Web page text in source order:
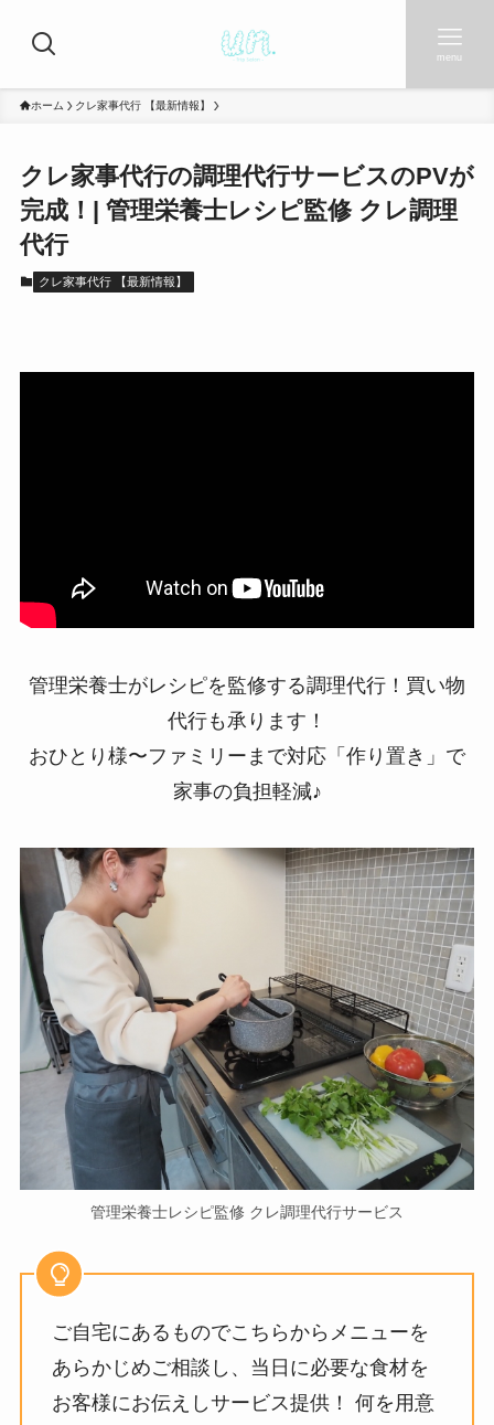
menu
ホーム クレ家事代行 【最新情報】
クレ家事代行の調理代行サービスのPVが
完成！| 管理栄養士レシピ監修 クレ調理
代行
クレ家事代行 【最新情報】
管理栄養士がレシピを監修する調理代行！買い物
代行も承ります！
おひとり様〜ファミリーまで対応「作り置き」で
家事の負担軽減♪
管理栄養士レシピ監修 クレ調理代行サービス
ご自宅にあるものでこちらからメニューを
あらかじめご相談し、当日に必要な食材を
お客様にお伝えしサービス提供！ 何を用意